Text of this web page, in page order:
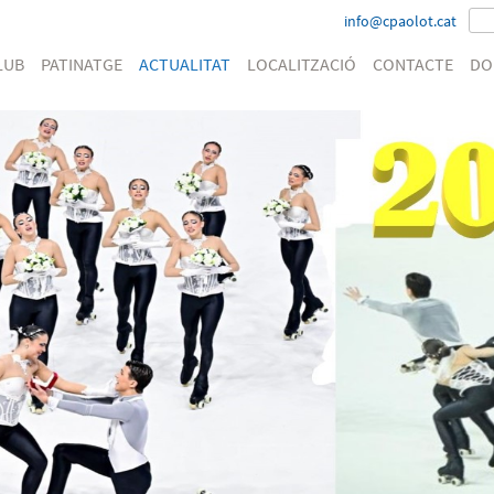
info@cpaolot.cat
PATINATGE ACTUALITAT LOCALITZACIÓ CONTACTE